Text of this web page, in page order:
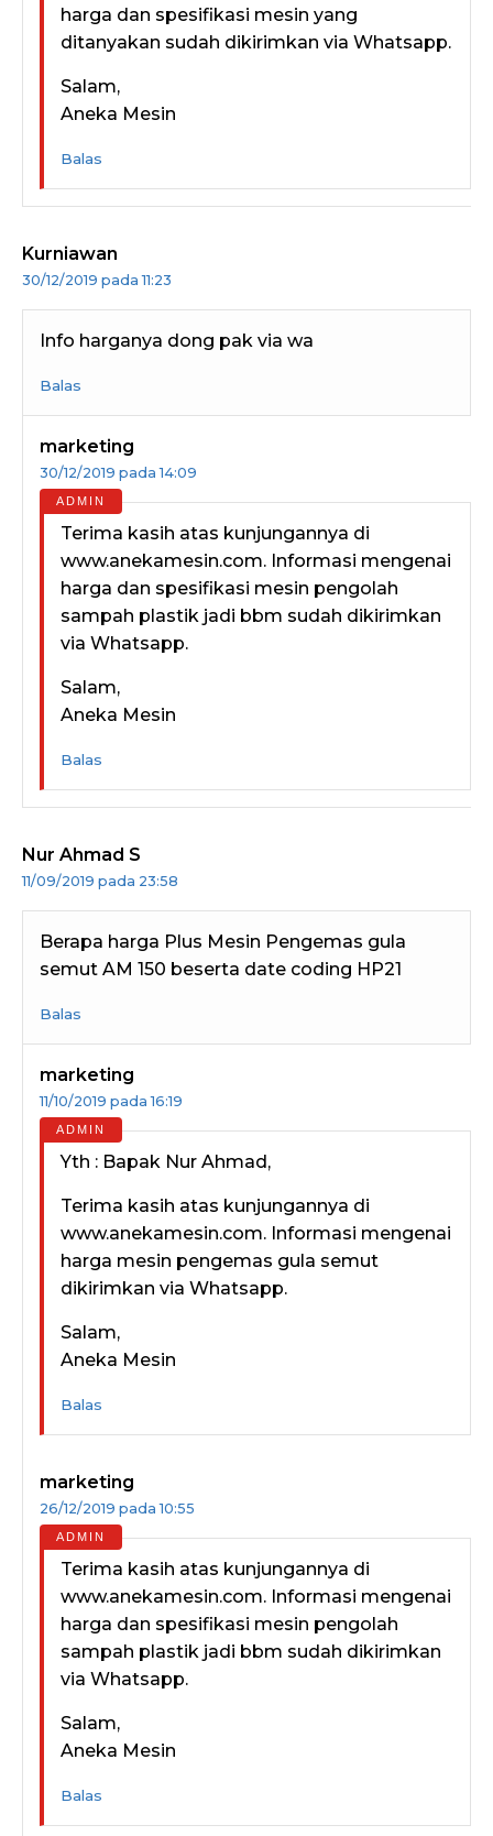
harga dan spesifikasi mesin yang
ditanyakan sudah dikirimkan via Whatsapp.
Salam,
Aneka Mesin
Balas
Kurniawan
30/12/2019 pada 11:23
Info harganya dong pak via wa
Balas
marketing
30/12/2019 pada 14:09
Terima kasih atas kunjungannya di
www.anekamesin.com. Informasi mengenai
harga dan spesifikasi mesin pengolah
sampah plastik jadi bbm sudah dikirimkan
via Whatsapp.
Salam,
Aneka Mesin
Balas
Nur Ahmad S
11/09/2019 pada 23:58
Berapa harga Plus Mesin Pengemas gula
semut AM 150 beserta date coding HP21
Balas
marketing
11/10/2019 pada 16:19
Yth : Bapak Nur Ahmad,
Terima kasih atas kunjungannya di
www.anekamesin.com. Informasi mengenai
harga mesin pengemas gula semut
dikirimkan via Whatsapp.
Salam,
Aneka Mesin
Balas
marketing
26/12/2019 pada 10:55
Terima kasih atas kunjungannya di
www.anekamesin.com. Informasi mengenai
harga dan spesifikasi mesin pengolah
sampah plastik jadi bbm sudah dikirimkan
via Whatsapp.
Salam,
Aneka Mesin
Balas